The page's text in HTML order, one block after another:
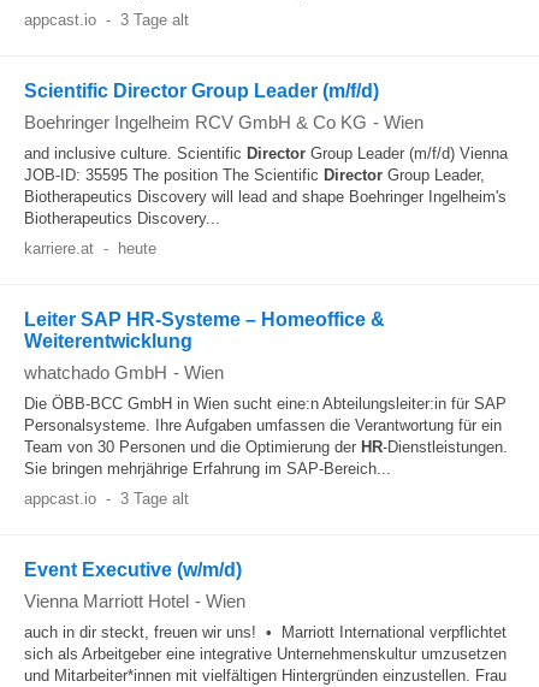
appcast.io - 3 Tage alt
Scientific Director Group Leader (m/f/d)
Boehringer Ingelheim RCV GmbH & Co KG - Wien
and inclusive culture. Scientific Director Group Leader (m/f/d) Vienna
JOB-ID: 35595 The position The Scientific Director Group Leader,
Biotherapeutics Discovery will lead and shape Boehringer Ingelheim's
Biotherapeutics Discovery...
karriere.at - heute
Leiter SAP HR-Systeme – Homeoffice &
Weiterentwicklung
whatchado GmbH - Wien
Die ÖBB-BCC GmbH in Wien sucht eine:n Abteilungsleiter:in für SAP
Personalsysteme. Ihre Aufgaben umfassen die Verantwortung für ein
Team von 30 Personen und die Optimierung der HR-Dienstleistungen.
Sie bringen mehrjährige Erfahrung im SAP-Bereich...
appcast.io - 3 Tage alt
Event Executive (w/m/d)
Vienna Marriott Hotel - Wien
auch in dir steckt, freuen wir uns! • Marriott International verpflichtet
sich als Arbeitgeber eine integrative Unternehmenskultur umzusetzen
und Mitarbeiter*innen mit vielfältigen Hintergründen einzustellen. Frau